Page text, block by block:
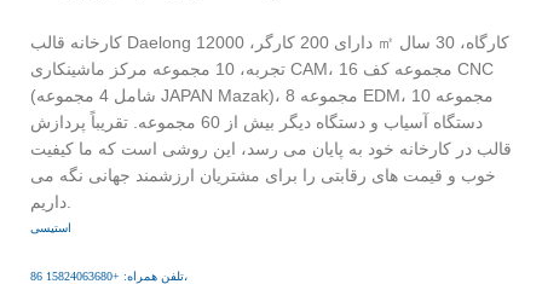
کارخانه قالب Daelong دارای 200 کارگر، 12000 ㎡ کارگاه، 30 سال
تجربه، 10 مجموعه مرکز ماشینکاری CAM، 16 مجموعه کف CNC
(شامل 4 مجموعه JAPAN Mazak)، 8 مجموعه EDM، 10 مجموعه
دستگاه آسیاب و دستگاه دیگر بیش از 60 مجموعه. تقریباً پردازش
قالب در کارخانه خود به پایان می رسد، این روشی است که ما کیفیت
خوب و قیمت های رقابتی را برای مشتریان ارزشمند جهانی نگه می
استیسی
تلفن همراه: +86 15824063680،